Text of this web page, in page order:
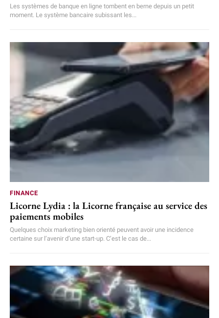
Les systèmes de banque en ligne tombent en berne depuis un petit
moment. Le système bancaire subissant les...
FINANCE
Licorne Lydia : la Licorne française au service des
paiements mobiles
Quelques choix marketing bien orienté peuvent avoir une incidence
certaine sur l’avenir d’une start-up. C’est le cas de...